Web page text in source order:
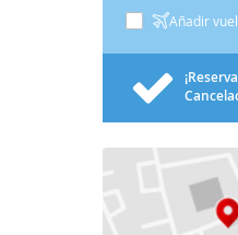
Añadir